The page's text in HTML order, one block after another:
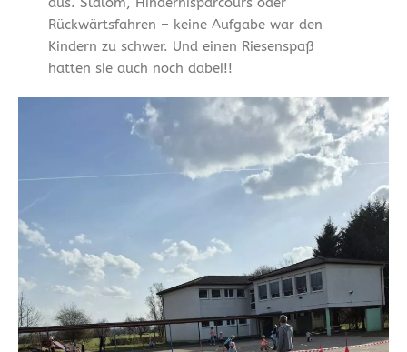
Rückwärtsfahren – keine Aufgabe war den
Kindern zu schwer. Und einen Riesenspaß
hatten sie auch noch dabei!!